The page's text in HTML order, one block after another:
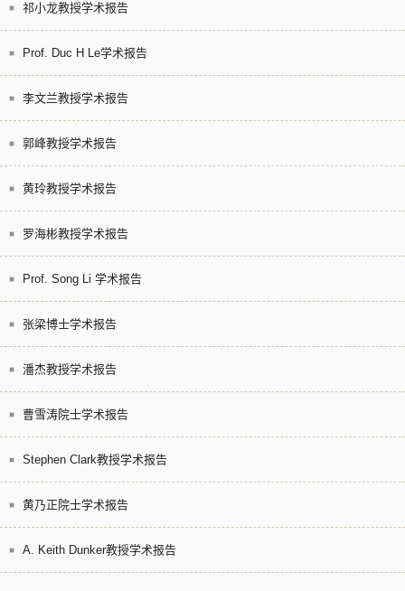
祁小龙教授学术报告
Prof. Duc H Le学术报告
李文兰教授学术报告
郭峰教授学术报告
黄玲教授学术报告
罗海彬教授学术报告
Prof. Song Li 学术报告
张梁博士学术报告
潘杰教授学术报告
曹雪涛院士学术报告
Stephen Clark教授学术报告
黄乃正院士学术报告
A. Keith Dunker教授学术报告